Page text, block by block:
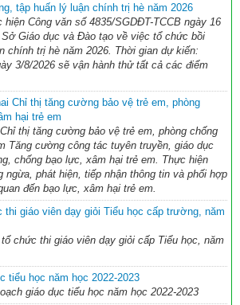
tập huấn lý luận chính trị hè năm 2026
hiện Công văn số 4835/SGDĐT-TCCB ngày 16
Giáo dục và Đào tạo về việc tổ chức bồi
chính trị hè năm 2026. Thời gian dự kiến:
3/8/2026 sẽ vận hành thử tất cả các điểm
Chỉ thị tăng cường bảo vệ trẻ em, phòng
hại trẻ em
thị tăng cường bảo vệ trẻ em, phòng chống
Tăng cường công tác tuyên truyền, giáo dục
chống bạo lực, xâm hại trẻ em. Thực hiện
ngừa, phát hiện, tiếp nhận thông tin và phối hợp
đến bạo lực, xâm hại trẻ em.
thi giáo viên dạy giỏi Tiểu học cấp trường, năm
chức thi giáo viên dạy giỏi cấp Tiểu học, năm
tiểu học năm học 2022-2023
giáo dục tiểu học năm học 2022-2023